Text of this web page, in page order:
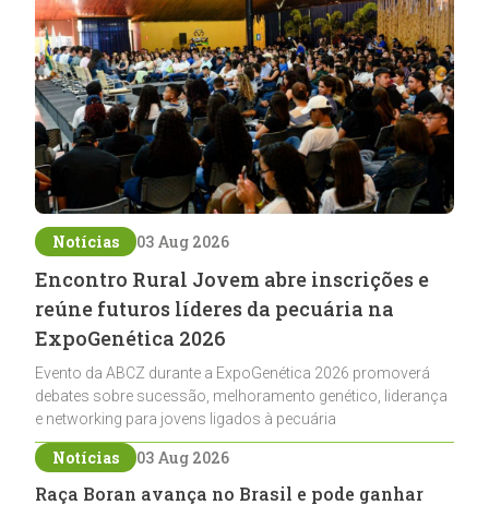
Notícias 03 Aug 2026
Encontro Rural Jovem abre inscrições e
reúne futuros líderes da pecuária na
ExpoGenética 2026
Evento da ABCZ durante a ExpoGenética 2026 promoverá
debates sobre sucessão, melhoramento genético, liderança
e networking para jovens ligados à pecuária
Notícias 03 Aug 2026
Raça Boran avança no Brasil e pode ganhar